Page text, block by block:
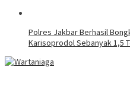
Polres Jakbar Berhasil
Karisoprodol Sebanyak 1,5